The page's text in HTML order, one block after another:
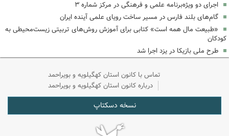
اجرای دو ویژه‌برنامه علمی و فرهنگی در مرکز شماره ۳
گام‌های بلند فارس در مسیر ساخت رویای علمی آینده ایران
«طبیعت مال همه است» کتابی برای آموزش روش‌های تربیتی زیست‌محیطی به
کودکان
طرح ملی بازیکا در یزد اجرا شد
تماس با کانون استان کهگیلویه و بویراحمد
درباره کانون استان کهگیلویه و بویراحمد
نسخه دسکتاپ